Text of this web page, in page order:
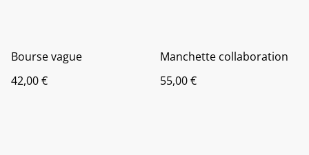
Bourse vague
42,00 €
Manchette collaboration
55,00 €